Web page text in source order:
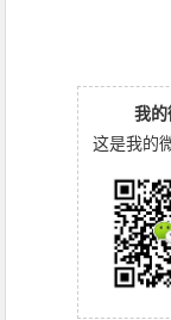
我
这是我的